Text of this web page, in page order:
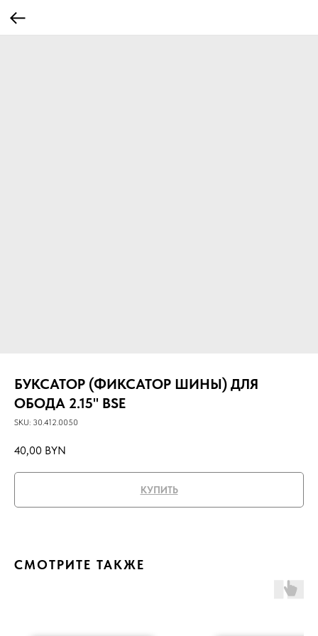
БУКСАТОР (ФИКСАТОР ШИНЫ) ДЛЯ
ОБОДА 2.15" BSE
SKU: 30.412.0050
40,00 BYN
КУПИТЬ
СМОТРИТЕ ТАКЖЕ